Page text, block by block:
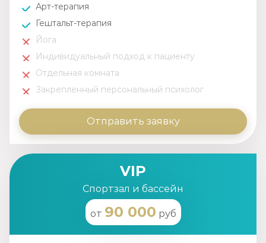
Арт-терапия
Гештальт-терапия
Йога
Индивидуальный подход к пациенту
Отдельная комната
Закрепленный персональный психолог
Отправить заявку
VIP
Спортзал и бассейн
от 90 000 руб